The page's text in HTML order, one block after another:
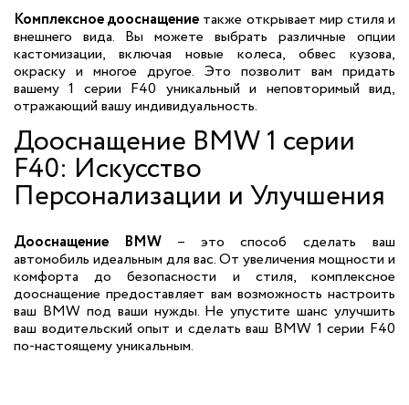
Комплексное дооснащение также открывает мир стиля и
внешнего вида. Вы можете выбрать различные опции
кастомизации, включая новые колеса, обвес кузова,
окраску и многое другое. Это позволит вам придать
вашему 1 серии F40 уникальный и неповторимый вид,
отражающий вашу индивидуальность.
Дооснащение BMW 1 серии
F40: Искусство
Персонализации и Улучшения
Дооснащение BMW– это способ сделать ваш
автомобиль идеальным для вас. От увеличения мощности и
комфорта до безопасности и стиля, комплексное
дооснащение предоставляет вам возможность настроить
ваш BMW под ваши нужды. Не упустите шанс улучшить
ваш водительский опыт и сделать ваш BMW 1 серии F40
по-настоящему уникальным.